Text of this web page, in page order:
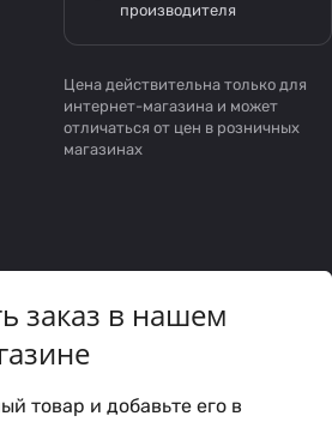
производителя
Цена действительна только для
интернет-магазина и может
отличаться от цен в розничных
магазинах
заказ в нашем
товар и добавьте его в